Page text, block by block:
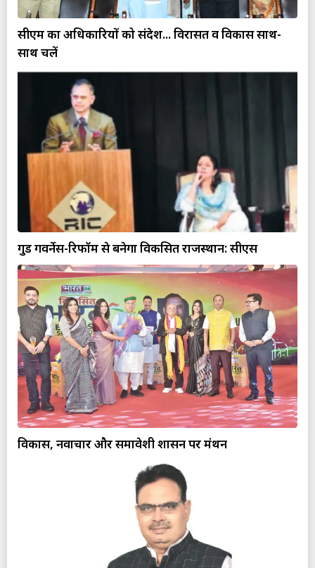
सीएम का अधिकारियों को संदेश... विरासत व विकास साथ-
साथ चलें
गुड गवर्नेस-रिफॉर्म से बनेगा विकसित राजस्थान: सीएस
विकास, नवाचार और समावेशी शासन पर मंथन